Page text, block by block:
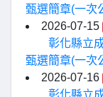
甄選簡章(一次
2026-07-15
彰化縣立
甄選簡章(一次
2026-07-16
彰化縣立